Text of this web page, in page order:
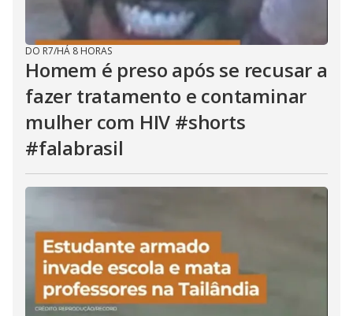
DO R7/HÁ 8 HORAS
Homem é preso após se recusar a
fazer tratamento e contaminar
mulher com HIV #shorts
#falabrasil